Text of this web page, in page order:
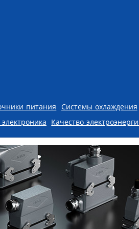
питания Системы охлаждения
Качество